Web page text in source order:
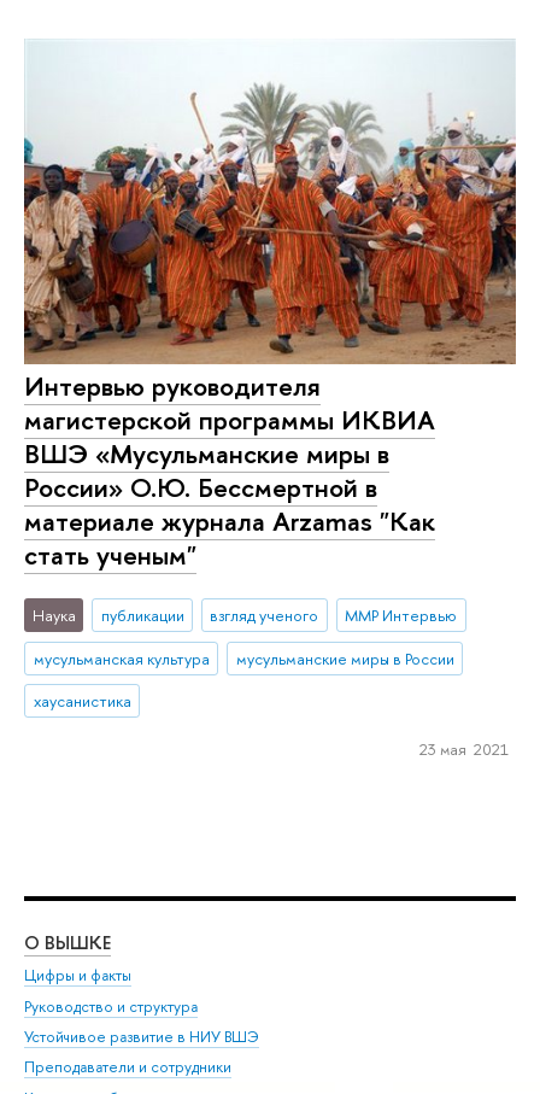
Интервью руководителя
магистерской программы ИКВИА
ВШЭ «Мусульманские миры в
России» О.Ю. Бессмертной в
материале журнала Arzamas "Как
стать ученым"
Наука публикации взгляд ученого
ММР Интервью
мусульманская культура
мусульманские миры в России
хаусанистика
23 мая 2021
О ВЫШКЕ
Цифры и факты
Руководство и структура
Устойчивое развитие в НИУ ВШЭ
Преподаватели и сотрудники